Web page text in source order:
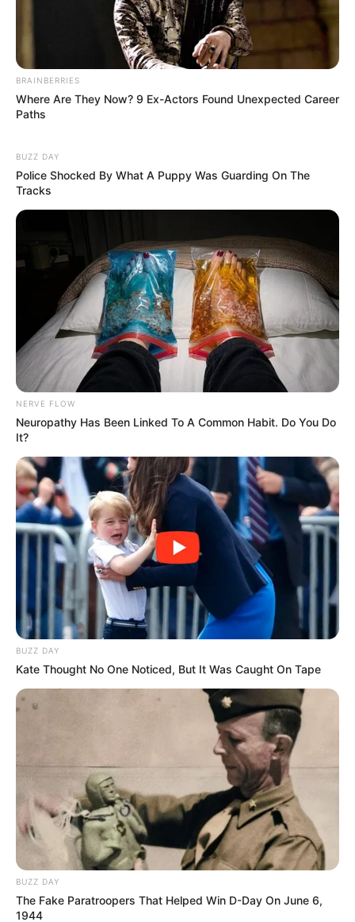
articles
2024
BRAINBERRIES
Where Are They Now? 9 Ex-Actors Found Unexpected Career
Paths
BUZZ DAY
Police Shocked By What A Puppy Was Guarding On The
Tracks
NERVE FLOW
Neuropathy Has Been Linked To A Common Habit. Do You Do
It?
BUZZ DAY
Kate Thought No One Noticed, But It Was Caught On Tape
BUZZ DAY
The Fake Paratroopers That Helped Win D-Day On June 6,
1944